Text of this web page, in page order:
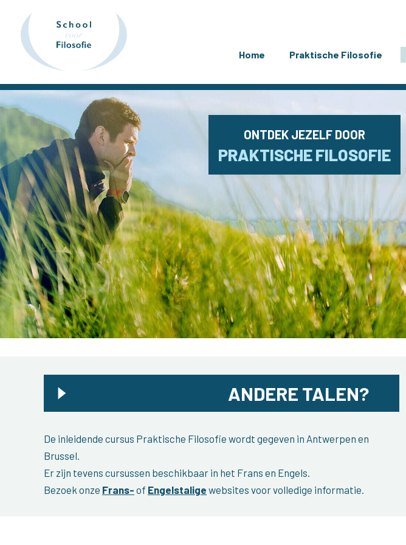
Home Praktische Filosofie
ONTDEK JEZELF DOOR
PRAKTISCHE FILOSOFIE
ANDERE TALEN?
De inleidende cursus Praktische Filosofie wordt gegeven in Antwerpen en
Brussel.
Er zijn tevens cursussen beschikbaar in het Frans en Engels.
Bezoek onze Frans- of Engelstalige websites voor volledige informatie.